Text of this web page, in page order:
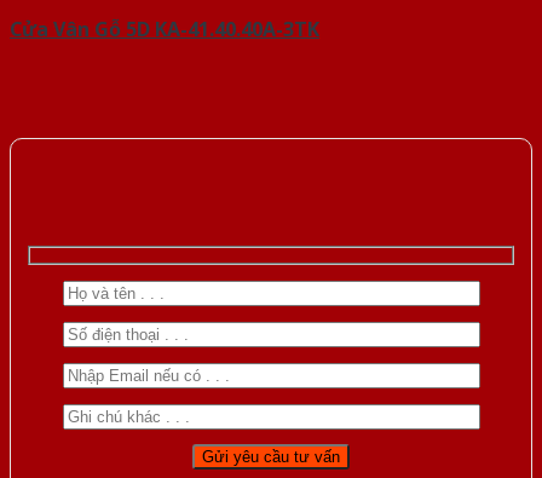
Cửa Vân Gỗ 5D KA-41.40.40A-3TK